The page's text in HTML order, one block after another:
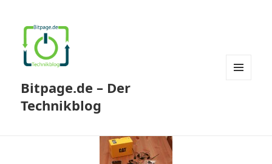
Bitpage.de – Der
Technikblog